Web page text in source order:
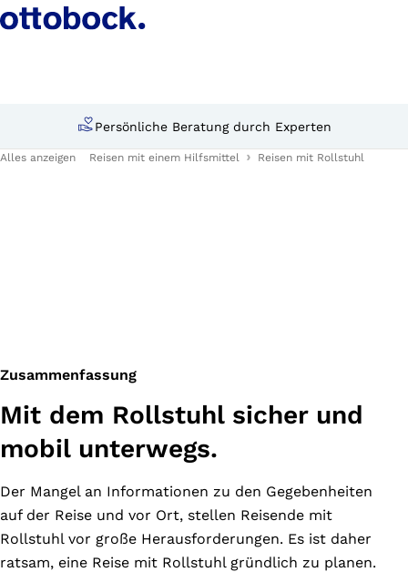
Persönliche Beratung durch Experten
Alles anzeigen Reisen mit einem Hilfsmittel Reisen mit Rollstuhl
Zusammenfassung
Mit dem Rollstuhl sicher und
mobil unterwegs.
Der Mangel an Informationen zu den Gegebenheiten
auf der Reise und vor Ort, stellen Reisende mit
Rollstuhl vor große Herausforderungen. Es ist daher
ratsam, eine Reise mit Rollstuhl gründlich zu planen.